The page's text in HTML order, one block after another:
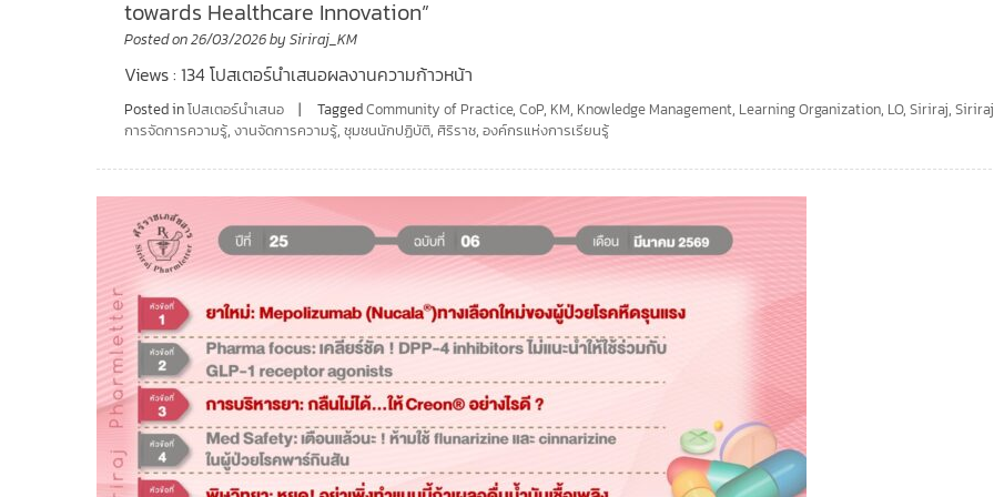
towards Healthcare Innovation”
Posted on26/03/2026bySiriraj_KM
Views : 134 โปสเตอร์นำเสนอผลงานความก้าวหน้า
Posted inโปสเตอร์นำเสนอ TaggedCommunity of Practice,CoP, KM, Knowledge Management, Learning Organization, LO,Siriraj,
การจัดการความรู้,งานจัดการความรู้,ชุมชนนักปฏิบัติ, ศิริราช,องค์กรแห่งการเรียนรู้